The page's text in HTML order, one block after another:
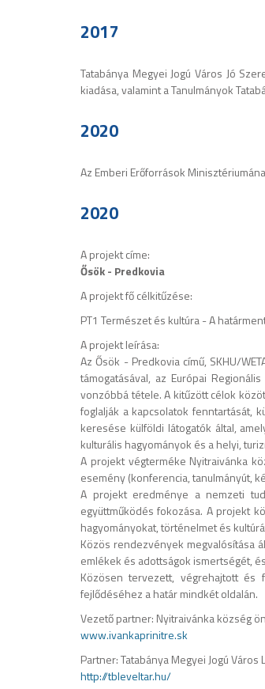
2017
Tatabánya Megyei Jogú Város Jó
kiadása, valamint a Tanulmányok
2020
Az Emberi Erőforrások
2020
A projekt címe:
Ősök - Predkovia
A projekt fő célkitűzése:
PT1 Természet és kultúra - A
A projekt leírása:
Az Ősök - Predkovia című, SKHU/
támogatásával, az Európai
vonzóbbá tétele. A kitűzött célok
foglalják a kapcsolatok fenntartását,
keresése külföldi látogatók által,
kulturális hagyományok és a helyi,
A projekt végterméke Nyitraivánka
esemény (konferencia, tanulmányút,
A projekt eredménye a nemzeti
együttműködés fokozása. A projekt
hagyományokat, történelmet és
Közös rendezvények megvalósítása
emlékek és adottságok ismertségét,
Közösen tervezett, végrehajtott és
fejlődéséhez a határ mindkét oldalán.
Vezető partner: Nyitraivánka község
www.ivankaprinitre.sk
Partner: Tatabánya Megyei Jogú Város
http://tbleveltar.hu/